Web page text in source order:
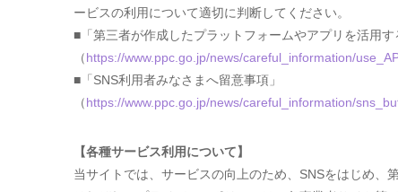
ービスの利用について適切に判断してください。
■「第三者が作成したプラットフォームやアプリを活用す
（https://www.ppc.go.jp/news/careful_information/
■「SNS利用者みなさまへ留意事項」
（https://www.ppc.go.jp/news/careful_information/
【各種サービス利用について】
当サイトでは、サービスの向上のため、SNSをはじめ、